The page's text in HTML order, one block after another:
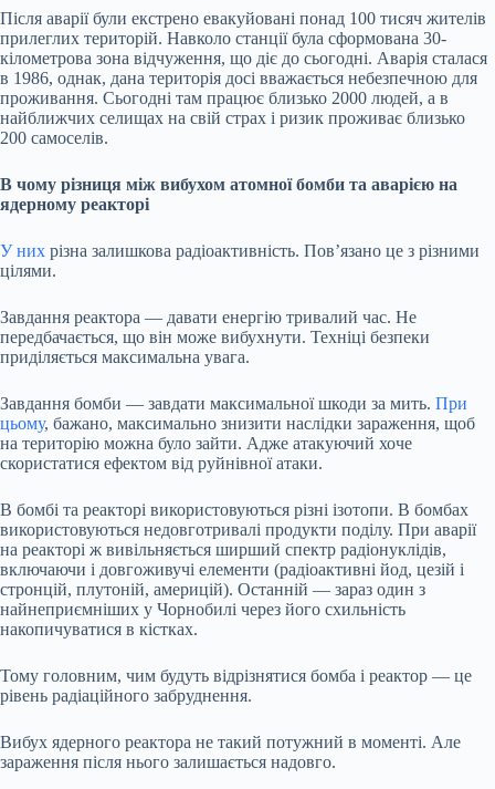
Після аварії були екстрено евакуйовані понад 100 тисяч жителів
прилеглих територій. Навколо станції була сформована 30-
кілометрова зона відчуження, що діє до сьогодні. Аварія сталася
в 1986, однак, дана територія досі вважається небезпечною для
проживання. Сьогодні там працює близько 2000 людей, а в
найближчих селищах на свій страх і ризик проживає близько
200 самоселів.
В чому різниця між вибухом атомної бомби та аварією на
ядерному реакторі
У них різна залишкова радіоактивність. Пов’язано це з різними
цілями.
Завдання реактора — давати енергію тривалий час. Не
передбачається, що він може вибухнути. Техніці безпеки
приділяється максимальна увага.
Завдання бомби — завдати максимальної шкоди за мить. При
цьому, бажано, максимально знизити наслідки зараження, щоб
на територію можна було зайти. Адже атакуючий хоче
скористатися ефектом від руйнівної атаки.
В бомбі та реакторі використовуються різні ізотопи. В бомбах
використовуються недовготривалі продукти поділу. При аварії
на реакторі ж вивільняється ширший спектр радіонуклідів,
включаючи і довгоживучі елементи (радіоактивні йод, цезій і
стронцій, плутоній, америцій). Останній — зараз один з
найнеприємніших у Чорнобилі через його схильність
накопичуватися в кістках.
Тому головним, чим будуть відрізнятися бомба і реактор — це
рівень радіаційного забруднення.
Вибух ядерного реактора не такий потужний в моменті. Але
зараження після нього залишається надовго.